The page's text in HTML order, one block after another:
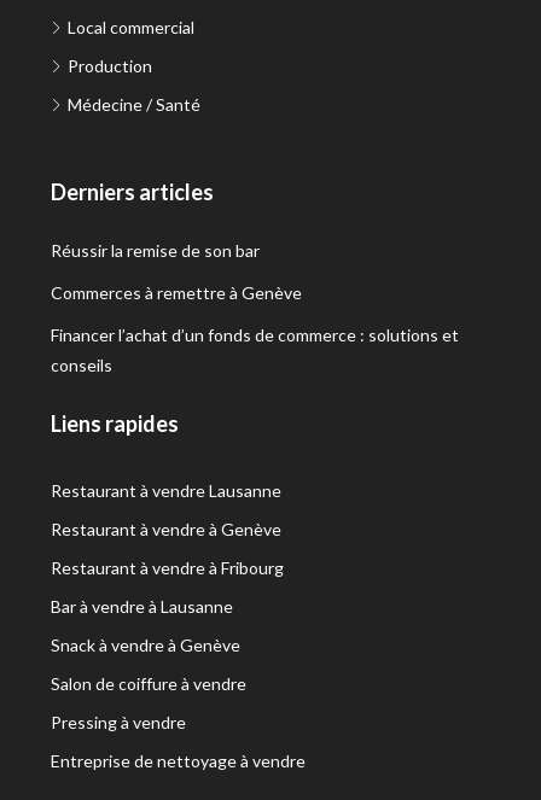
Local commercial
Production
Médecine / Santé
Derniers articles
Réussir la remise de son bar
Commerces à remettre à Genève
Financer l’achat d’un fonds de commerce : solutions et
conseils
Liens rapides
Restaurant à vendre Lausanne
Restaurant à vendre à Genève
Restaurant à vendre à Fribourg
Bar à vendre à Lausanne
Snack à vendre à Genève
Salon de coiffure à vendre
Pressing à vendre
Entreprise de nettoyage à vendre